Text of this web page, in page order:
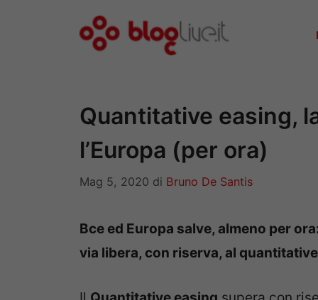
Quantitative easing,
l’Europa (per ora)
Mag 5, 2020 di Bruno De Santis
Bce ed Europa salve, almeno per
via libera, con riserva, al